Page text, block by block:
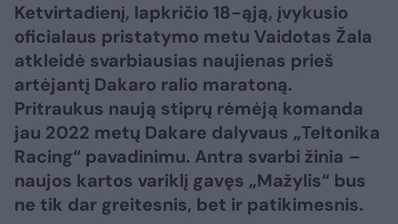
Ketvirtadienį, lapkričio 18-ąją, įvykusio
oficialaus pristatymo metu Vaidotas Žala
atkleidė svarbiausias naujienas prieš
artėjantį Dakaro ralio maratoną.
Pritraukus naują stiprų rėmėją komanda
jau 2022 metų Dakare dalyvaus „Teltonika
Racing“ pavadinimu. Antra svarbi žinia –
naujos kartos variklį gavęs „Mažylis“ bus
ne tik dar greitesnis, bet ir patikimesnis.